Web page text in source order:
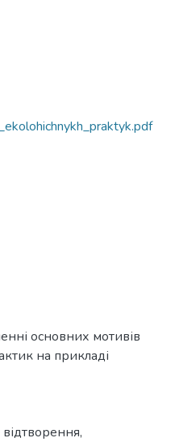
основних мотивів
на прикладі
,